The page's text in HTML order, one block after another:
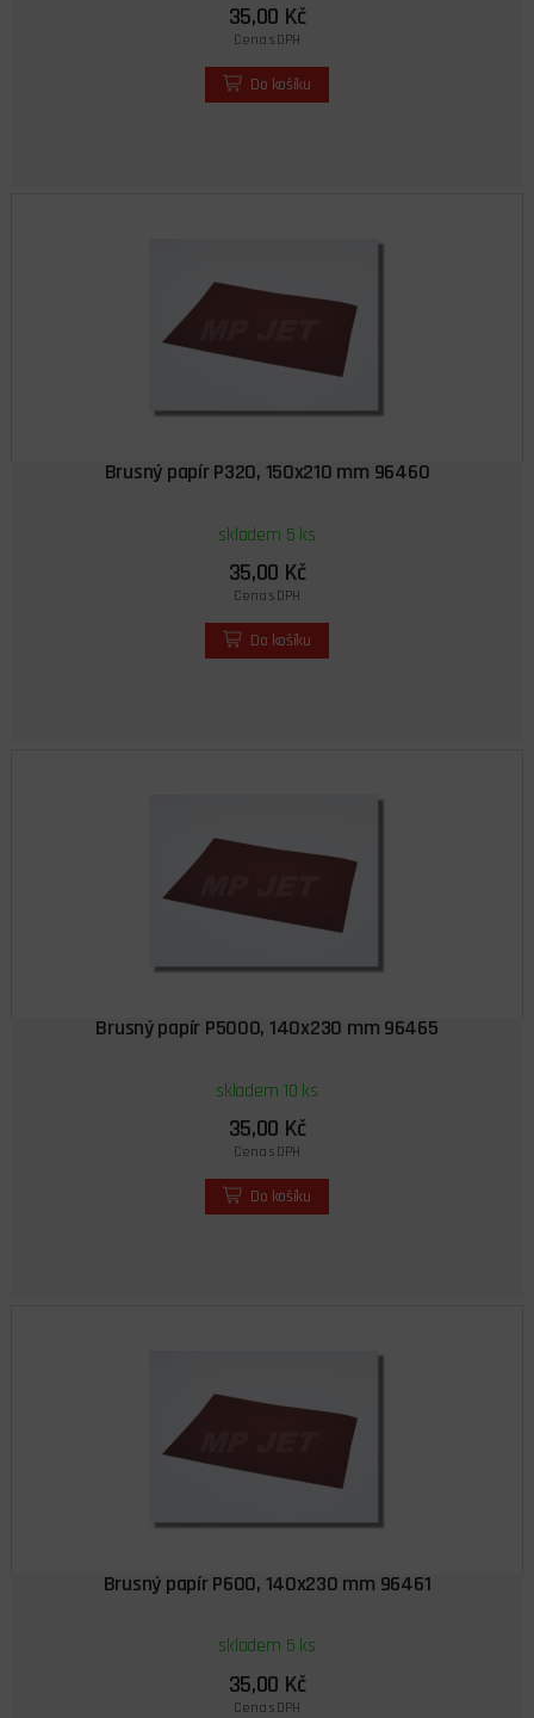
35,00 Kč
Cena s DPH
Do košíku
Brusný papír P320, 150x210 mm 96460
skladem 5 ks
35,00 Kč
Cena s DPH
Do košíku
Brusný papír P5000, 140x230 mm 96465
skladem 10 ks
35,00 Kč
Cena s DPH
Do košíku
Brusný papír P600, 140x230 mm 96461
skladem 5 ks
35,00 Kč
Cena s DPH